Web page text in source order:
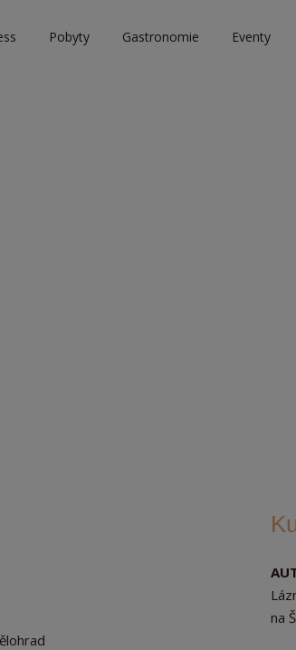
Pobyty Gastronomie Eventy
na